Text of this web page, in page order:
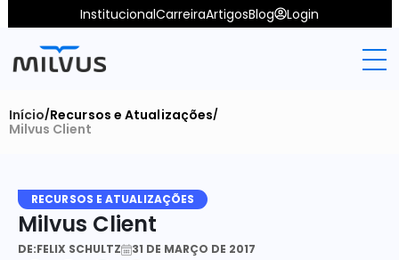
InstitucionalCarreiraArtigosBlog Login
Início/Recursos e Atualizações/
Milvus Client
RECURSOS E ATUALIZAÇÕES
Milvus Client
DE:FELIX SCHULTZ 31 DE MARÇO DE 2017